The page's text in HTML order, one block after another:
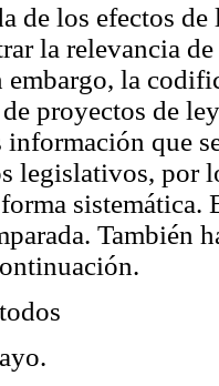
de los efectos
la relevancia
embargo, la
proyectos de
información que
legislativos, por
sistemática.
También